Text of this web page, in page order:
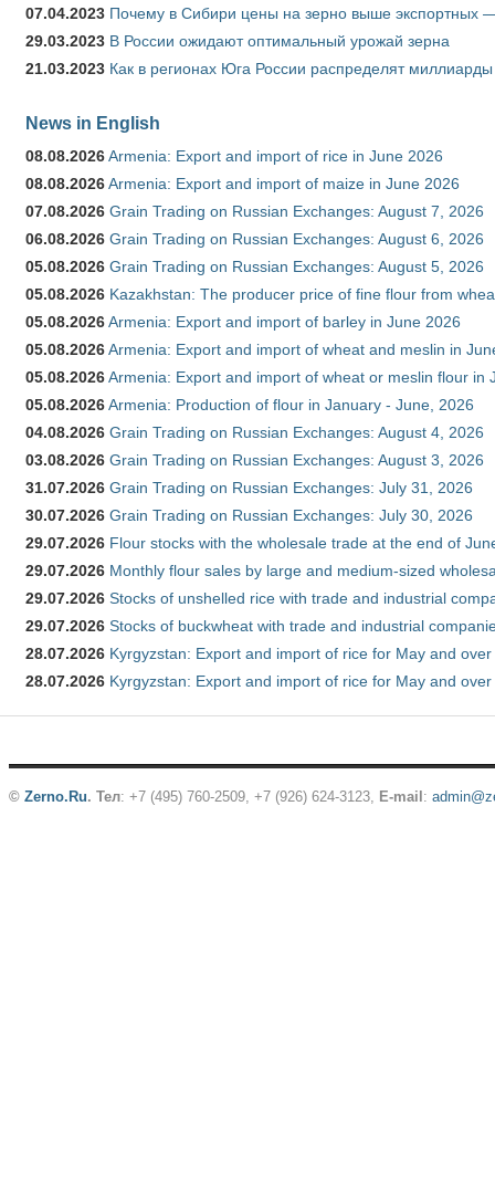
07.04.2023 Почему в Сибири цены на зерно выше экспортных
29.03.2023 В России ожидают оптимальный урожай зерна
21.03.2023 Как в регионах Юга России распределят
News in English
08.08.2026Armenia: Export and import of rice in June 2026
08.08.2026Armenia: Export and import of maize in June 2026
07.08.2026 Grain Trading on Russian Exchanges: August 7, 2026
06.08.2026 Grain Trading on Russian Exchanges: August 6, 2026
05.08.2026 Grain Trading on Russian Exchanges: August 5, 2026
05.08.2026 Kazakhstan: The producer price of fine flour from
05.08.2026Armenia: Export and import of barley in June 2026
05.08.2026Armenia: Export and import of wheat and meslin in
05.08.2026Armenia: Export and import of wheat or meslin flour in
05.08.2026Armenia: Production of flour in January - June, 2026
04.08.2026 Grain Trading on Russian Exchanges: August 4, 2026
03.08.2026 Grain Trading on Russian Exchanges: August 3, 2026
31.07.2026 Grain Trading on Russian Exchanges: July 31, 2026
30.07.2026 Grain Trading on Russian Exchanges: July 30, 2026
29.07.2026 Flour stocks with the wholesale trade at the end of
29.07.2026 Monthly flour sales by large and medium-sized
29.07.2026 Stocks of unshelled rice with trade and industrial
29.07.2026 Stocks of buckwheat with trade and industrial
28.07.2026 Kyrgyzstan: Export and import of rice for May and
28.07.2026 Kyrgyzstan: Export and import of rice for May and
© Zerno.Ru. Тел: +7 (495) 760-2509, +7 (926) 624-3123, E-mail :